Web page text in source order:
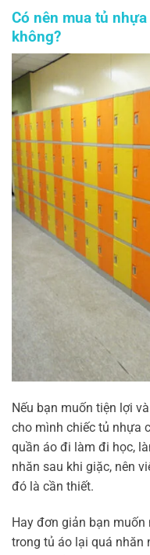
Có nên mua tủ
không?
Nếu bạn muốn tiện lợi
cho mình chiếc tủ nhựa
quần áo đi làm đi học,
nhăn sau khi giặc, nên
đó là cần thiết.
Hay đơn giản bạn
trong tủ áo lại quá nhăn